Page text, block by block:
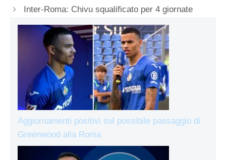
Inter-Roma: Chivu squalificato per 4 giornate
Aggiornamenti positivi sul possibile passaggio di
Greenwood alla Roma